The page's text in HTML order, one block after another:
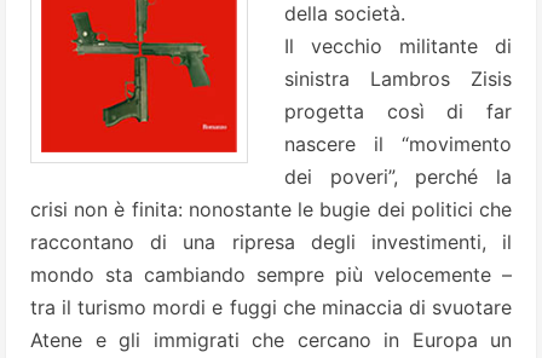
della società.
Il vecchio militante di
sinistra Lambros Zisis
progetta così di far
nascere il “movimento
dei poveri”, perché la
crisi non è finita: nonostante le bugie dei politici che
raccontano di una ripresa degli investimenti, il
mondo sta cambiando sempre più velocemente –
tra il turismo mordi e fuggi che minaccia di svuotare
Atene e gli immigrati che cercano in Europa un